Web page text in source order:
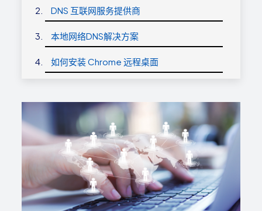
DNS 互联网服务提供商
本地网络DNS解决方案
如何安装 Chrome 远程桌面